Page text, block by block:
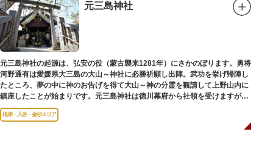
元三島神社
元三島神社の起源は、弘安の役（蒙古襲来1281年）にさかのぼります。勇将
河野通有は愛媛県大三島の大山～神社に必勝祈願し出陣。武功を挙げ帰陣し
たところ、夢の中に神のお告げを得て大山～神の分霊を観請して上野山内に
鎮座したことが始まりです。元三島神社は徳川幕府から社領を受けますが、
御用地となったために上野から浅草へ移転し、現在の地に至ります。
根岸・入谷・金杉エリア